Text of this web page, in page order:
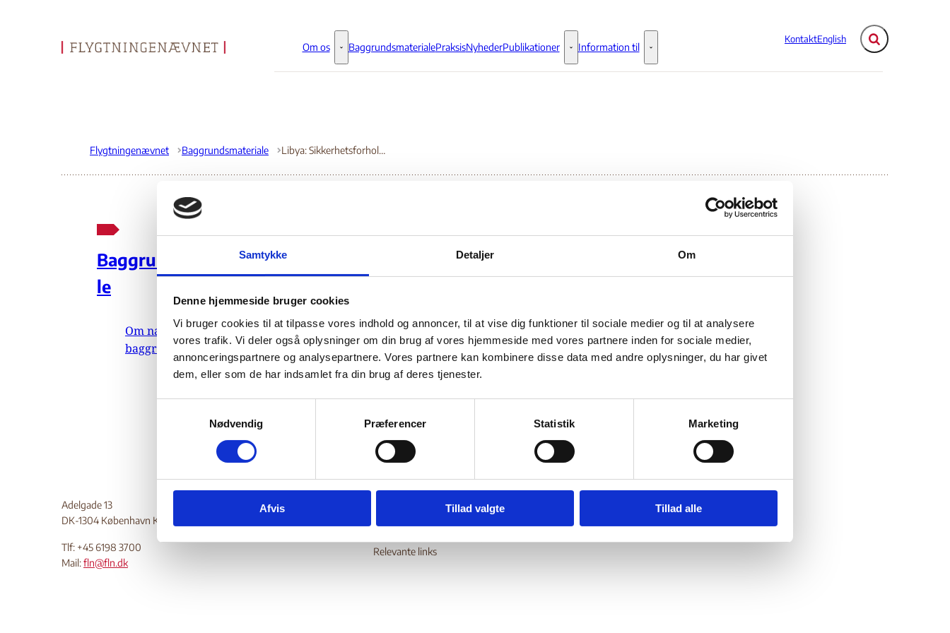
Samtykke Detaljer Om
Denne hjemmeside bruger cookies
Vi bruger cookies til at tilpasse vores indhold og annoncer, til at vise dig funktioner til sociale medier og til at analysere
vores trafik. Vi deler også oplysninger om din brug af vores hjemmeside med vores partnere inden for sociale medier,
annonceringspartnere og analysepartnere. Vores partnere kan kombinere disse data med andre oplysninger, du har givet
dem, eller som de har indsamlet fra din brug af deres tjenester.
e
v
Nødvendig Præferencer Statistik Marketing
Afvis Tillad valgte Tillad alle
Gå til forsiden
KontaktEnglish Fold søgefelt ud
Om os Om os - Flere links
BaggrundsmaterialePraksisNyhederPublikationer Publikationer - Flere links
Information til Information til - Flere links
Flygtningenævnet Baggrundsmateriale Libya: Sikkerhetsforhold i og rundt Tripoli
Baggrundsmateria
le
Om nævnets
baggrundsmateriale
Libya: Sikkerhetsforhold i
og rundt Tripoli
06.10.2017 Landinfo Libyen (II)Bilag 283
Indeholder oplysninger om den sikkerhedsmæssige situation iTripoli
Adelgade 13
DK-1304 København K
Tlf: +45 6198 3700
Mail:fln@fln.dk
Digital Post - Borger
Relevante links